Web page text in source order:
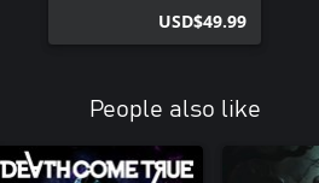
USD$49.99
People also like